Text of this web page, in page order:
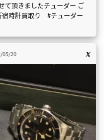
て頂きましたチューダー ご
宿時計買取り #チューダー
05/20